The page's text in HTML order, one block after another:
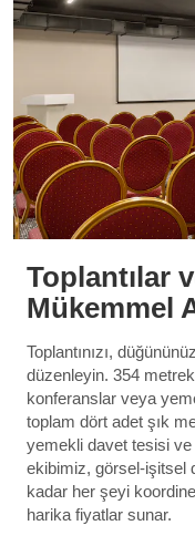
Toplantılar
Mükemmel
Toplantınızı,
düzenleyin. 354
konferanslar veya
toplam dört adet şık
yemekli davet tesisi ve
ekibimiz, görsel-işitsel
kadar her şeyi
harika fiyatlar sunar.